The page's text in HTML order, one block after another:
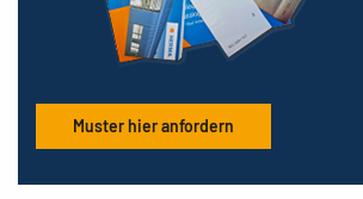
Muster hier anfordern